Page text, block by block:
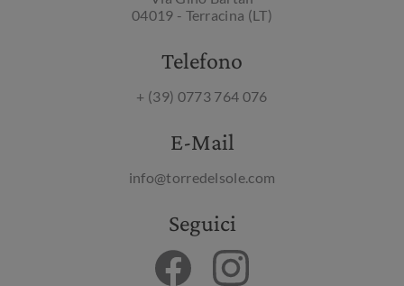
04019 - Terracina (LT)
Telefono
+ (39) 0773 764 076
E-Mail
info@torredelsole.com
Seguici